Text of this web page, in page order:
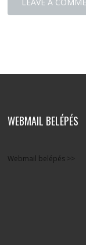
WEBMAIL BELÉPÉS
Webmail belépés >>